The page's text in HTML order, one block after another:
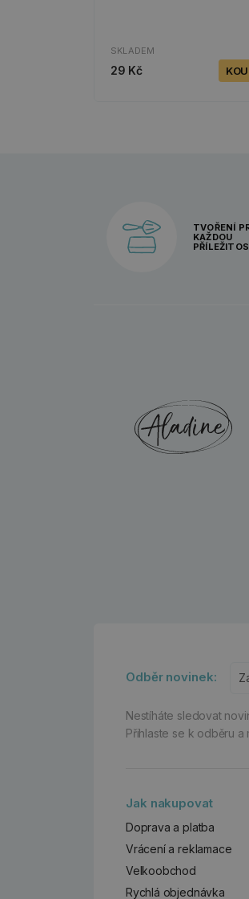
SKLADEM
29 Kč
TVOŘENÍ
KAŽDOU
Odběr novinek:
Nestíháte sledovat
Přihlaste se k odběru a
Jak nakupovat
Doprava a platba
Vrácení a reklamace
Velkoobchod
Rychlá objednávka